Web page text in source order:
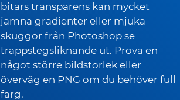
bitars transparens kan mycket
jämna gradienter eller mjuka
skuggor från Photoshop se
trappstegsliknande ut. Prova en
något större bildstorlek eller
överväg en PNG om du behöver full
färg.